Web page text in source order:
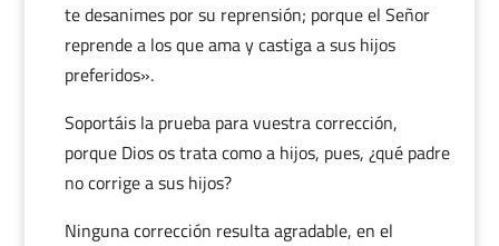
te desanimes por su reprensión; porque el Señor
reprende a los que ama y castiga a sus hijos
preferidos».
Soportáis la prueba para vuestra corrección,
porque Dios os trata como a hijos, pues, ¿qué padre
no corrige a sus hijos?
Ninguna corrección resulta agradable, en el